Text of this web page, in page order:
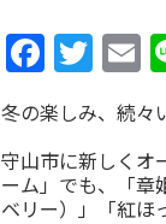
冬の楽しみ、続々
守山市に新しくオ
ーム」でも、「章
ベリー）」「紅ほ